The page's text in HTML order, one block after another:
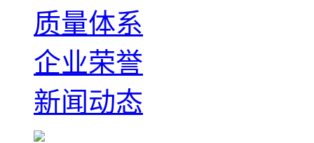
质量体系
企业荣誉
新闻动态